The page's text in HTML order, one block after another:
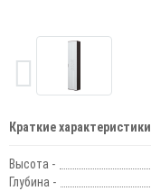
Краткие характеристики
Высота -
Глубина -